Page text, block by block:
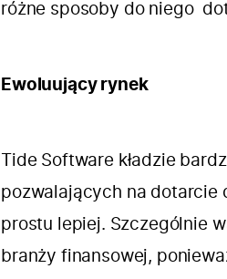
różne sposoby do niego
Ewoluujący rynek
Tide Software kładzie
pozwalających na dotarcie
prostu lepiej. Szczególnie
branży finansowej,